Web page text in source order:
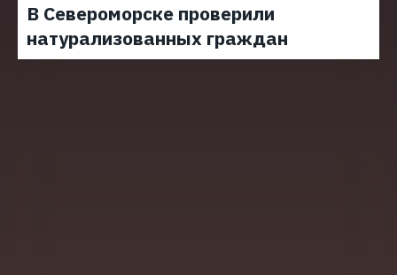
В Североморске проверили
натурализованных граждан